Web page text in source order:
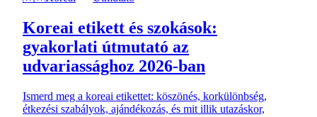
Koreai etikett és szokások:
gyakorlati útmutató az
udvariassághoz 2026-ban
Ismerd meg a koreai etikettet: köszönés, korkülönbség,
étkezési szabályok, ajándékozás, és mit illik utazáskor,